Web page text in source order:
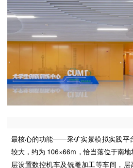
最核心的功能——采矿实景模拟实践平
较大，约为 106×66m，恰当落位于南
层设置数控机车及铣雕加工等车间，层